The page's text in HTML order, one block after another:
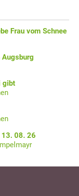
Frau vom Schnee
gibt
13. 08. 26